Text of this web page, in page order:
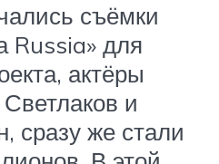
съёмки
Russia» для
актёры
Светлаков и
сразу же стали